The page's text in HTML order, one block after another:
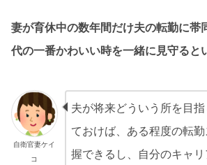
妻が育休中の数年間だけ夫の転勤に帯
代の一番かわいい時を一緒に見守ると
自衛官妻ケイ
コ
夫が将来どういう所を目
ておけば、ある程度の転
握できるし、自分のキャ